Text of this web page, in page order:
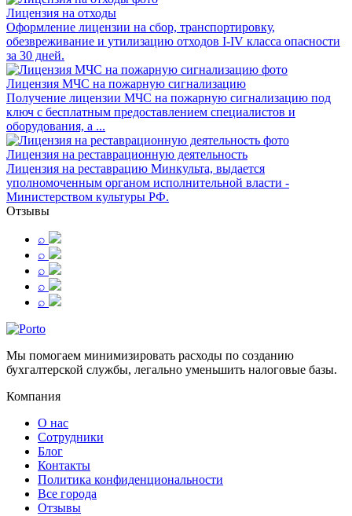
Лицензия на отходы
Оформление лицензии на сбор, транспортировку,
обезвреживание и утилизацию отходов I-IV класса опасности
за 30 дней.
Лицензия МЧС на пожарную сигнализацию
Получение лицензии МЧС на пожарную сигнализацию под
ключ с бесплатным предоставлением специалистов и
оборудования, а ...
Лицензия на реставрационную деятельность
Лицензия на реставрацию Минкульта, выдается
уполномоченным органом исполнительной власти -
Министерством культуры РФ.
Отзывы
⌕
⌕
⌕
⌕
⌕
Мы помогаем минимизировать расходы по созданию
бухгалтерской службы, легально уменьшить налоговые базы.
Компания
О нас
Сотрудники
Блог
Контакты
Политика конфиденциональности
Все города
Отзывы